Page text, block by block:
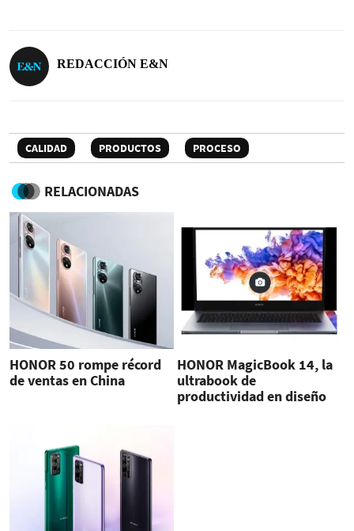
REDACCIÓN E&N
CALIDAD PRODUCTOS PROCESO
RELACIONADAS
HONOR 50 rompe récord
de ventas en China
HONOR MagicBook 14, la
ultrabook de
productividad en diseño